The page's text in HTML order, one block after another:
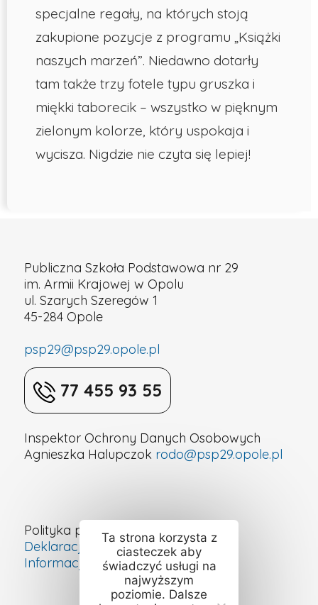
specjalne regały, na których stoją
zakupione pozycje z programu „Książki
naszych marzeń”. Niedawno dotarły
tam także trzy fotele typu gruszka i
miękki taborecik – wszystko w pięknym
zielonym kolorze, który uspokaja i
wycisza. Nigdzie nie czyta się lepiej!
Publiczna Szkoła Podstawowa nr 29
im. Armii Krajowej w Opolu
ul. Szarych Szeregów 1
45-284 Opole
psp29@psp29.opole.pl
77 455 93 55
Inspektor Ochrony Danych Osobowych
Agnieszka Halupczok rodo@psp29.opole.pl
Polityka prywatności
Deklaracja dostępności cyfrowej
Informacje o szkole – ETR
Ta strona korzysta z
ciasteczek aby
świadczyć usługi na
najwyższym
poziomie. Dalsze